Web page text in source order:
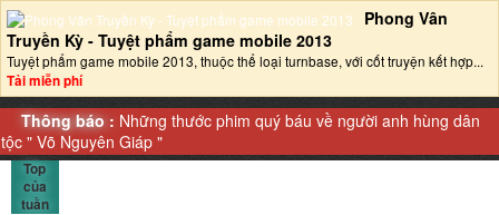
Phong Vân
Truyền Kỳ - Tuyệt phẩm game mobile 2013‎
Tuyệt phẩm game mobile 2013, thuộc thể loại turnbase, với cốt truyện kết hợp...
Tải miễn phí
Thông báo : Những thước phim quý báu về người anh hùng dân
tộc "Võ Nguyên Giáp "
Top
của
tuần